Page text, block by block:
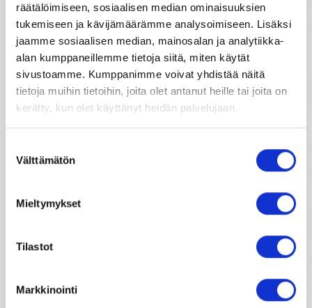
räätälöimiseen, sosiaalisen median ominaisuuksien
tukemiseen ja kävijämäärämme analysoimiseen. Lisäksi
jaamme sosiaalisen median, mainosalan ja analytiikka-
alan kumppaneillemme tietoja siitä, miten käytät
sivustoamme. Kumppanimme voivat yhdistää näitä
tietoja muihin tietoihin, joita olet antanut heille tai joita on
kerätty, kun olet käyttänyt heidän palvelujaan.
valinta
Välttämätön
Mieltymykset
Tilastot
Markkinointi
Tähtimerkit
Unien tulkinta
Unientulkintasanasto
Kiinalainen horoskooppi
Horoskooppimerkkien kuvaukset
Horoskooppiarkisto
2007
2009
2014